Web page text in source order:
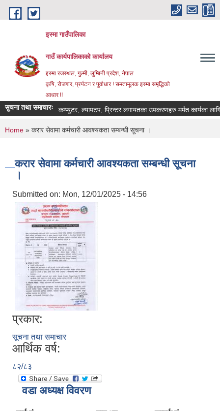
Skip to main content
इस्मा गाउँपालिका
गाउँ कार्यपालिकाको कार्यालय
इस्मा रजस्थल, गुल्मी, लुम्बिनी प्रदेश, नेपाल
कृषि, रोजगार, प्रर्यटन र पुर्वाधार ! समतामूलक इस्मा समृद्धिको
आधार !!
सुचना तथा समाचारःकम्प्युटर, ल्यापटप, प्रिन्टर लगायतका उपकरणहरु मर्मत कार्यका लागि
You are here
Home » करार सेवामा कर्मचारी आवश्यकता सम्बन्धी सूचना ।
करार सेवामा कर्मचारी आवश्यकता सम्बन्धी सूचना
।
Submitted on: Mon, 12/01/2025 - 14:56
प्रकार:
सूचना तथा समाचार
आर्थिक वर्ष:
८२/८३
वडा अध्यक्ष विवरण